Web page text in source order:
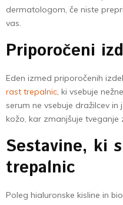
dermatologom, če niste
vas.
Priporočeni
Eden izmed priporočenih
rast trepalnic, ki vsebuje
serum ne vsebuje dražilcev
kožo, kar zmanjšuje tveganje
Sestavine, ki
trepalnic
Poleg hialuronske kisline in